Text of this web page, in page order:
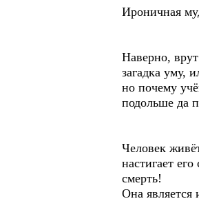
Ироничная
Наверно,
загадка уму,
но почему
подольше да
Человек
настигает
смерть!
Она является